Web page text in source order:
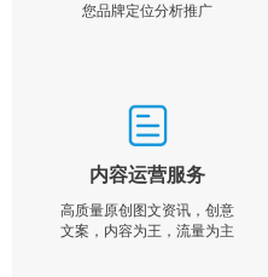
您品牌定位分析推广
内容运营服务
高质量原创图文资讯，创意
文案，内容为王，流量为主